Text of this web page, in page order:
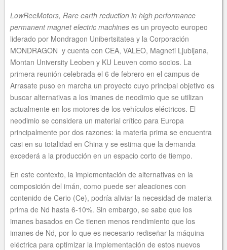
LowReeMotors, Rare earth reduction in high performance
permanent magnet electric machines es un proyecto europeo
liderado por Mondragon Unibertsitatea y la Corporación
MONDRAGON y cuenta con CEA, VALEO, Magneti Ljubljana,
Montan University Leoben y KU Leuven como socios. La
primera reunión celebrada el 6 de febrero en el campus de
Arrasate puso en marcha un proyecto cuyo principal objetivo es
buscar alternativas a los imanes de neodimio que se utilizan
actualmente en los motores de los vehículos eléctricos. El
neodimio se considera un material crítico para Europa
principalmente por dos razones: la materia prima se encuentra
casi en su totalidad en China y se estima que la demanda
excederá a la producción en un espacio corto de tiempo.
En este contexto, la implementación de alternativas en la
composición del imán, como puede ser aleaciones con
contenido de Cerio (Ce), podría aliviar la necesidad de materia
prima de Nd hasta 6-10%. Sin embargo, se sabe que los
imanes basados en Ce tienen menos rendimiento que los
imanes de Nd, por lo que es necesario rediseñar la máquina
eléctrica para optimizar la implementación de estos nuevos